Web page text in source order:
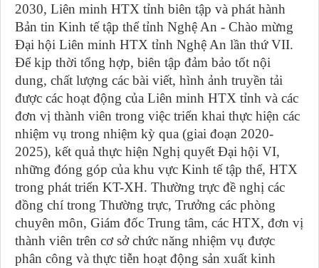
2030, Liên minh HTX tỉnh biên tập và phát hành
Bản tin Kinh tế tập thể tỉnh Nghệ An - Chào mừng
Đại hội Liên minh HTX tỉnh Nghệ An lần thứ VII.
Để kịp thời tổng hợp, biên tập đảm bảo tốt nội
dung, chất lượng các bài viết, hình ảnh truyền tải
được các hoạt động của Liên minh HTX tỉnh và các
đơn vị thành viên trong việc triển khai thực hiện các
nhiệm vụ trong nhiệm kỳ qua (giai đoạn 2020-
2025), kết quả thực hiện Nghị quyết Đại hội VI,
những đóng góp của khu vực Kinh tế tập thể, HTX
trong phát triển KT-XH. Thường trực đề nghị các
đồng chí trong Thường trực, Trưởng các phòng
chuyên môn, Giám đốc Trung tâm, các HTX, đơn vị
thành viên trên cơ sở chức năng nhiệm vụ được
phân công và thực tiễn hoạt động sản xuất kinh